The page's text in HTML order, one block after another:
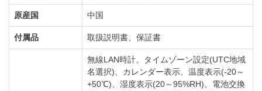
原産国 中国
付属品 取扱説明書、保証書
無線LAN時計、タイムゾーン設定(UTC地域
名選択)、カレンダー表示、温度表示(-20～
+50℃)、湿度表示(20～95%RH)、電池交換